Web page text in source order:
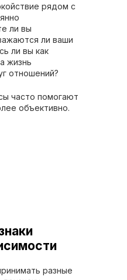
рядом с
ли вы
ли ваши
ли вы как
жизнь
отношений?
часто помогают
объективно.
разные